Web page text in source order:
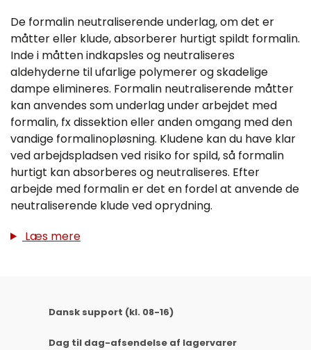
De formalin neutraliserende underlag, om det er
måtter eller klude, absorberer hurtigt spildt formalin.
Inde i måtten indkapsles og neutraliseres
aldehyderne til ufarlige polymerer og skadelige
dampe elimineres. Formalin neutraliserende måtter
kan anvendes som underlag under arbejdet med
formalin, fx dissektion eller anden omgang med den
vandige formalinopløsning. Kludene kan du have klar
ved arbejdspladsen ved risiko for spild, så formalin
hurtigt kan absorberes og neutraliseres. Efter
arbejde med formalin er det en fordel at anvende de
neutraliserende klude ved oprydning.
Læs mere
Dansk support (kl. 08-16)
Dag til dag-afsendelse af lagervarer